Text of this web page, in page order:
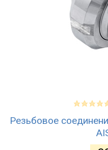
Резьбовое